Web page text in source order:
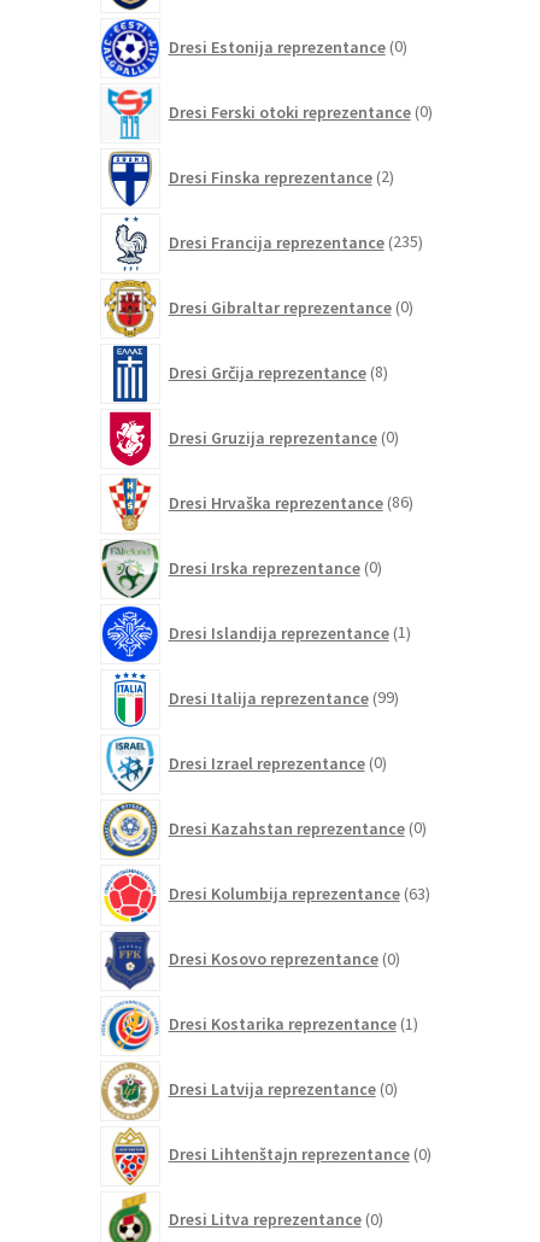
Dresi Estonija reprezentance 0izdelkov
Dresi Ferski otoki reprezentance 0izdelkov
Dresi Finska reprezentance 2izdelka
Dresi Francija reprezentance 235izdelkov
Dresi Gibraltar reprezentance 0izdelkov
Dresi Grčija reprezentance 8izdelkov
Dresi Gruzija reprezentance 0izdelkov
Dresi Hrvaška reprezentance 86izdelkov
Dresi Irska reprezentance 0izdelkov
Dresi Islandija reprezentance 1izdelek
Dresi Italija reprezentance 99izdelkov
Dresi Izrael reprezentance 0izdelkov
Dresi Kazahstan reprezentance 0izdelkov
Dresi Kolumbija reprezentance 63izdelkov
Dresi Kosovo reprezentance 0izdelkov
Dresi Kostarika reprezentance 1izdelek
Dresi Latvija reprezentance 0izdelkov
Dresi Lihtenštajn reprezentance 0izdelkov
Dresi Litva reprezentance 0izdelkov